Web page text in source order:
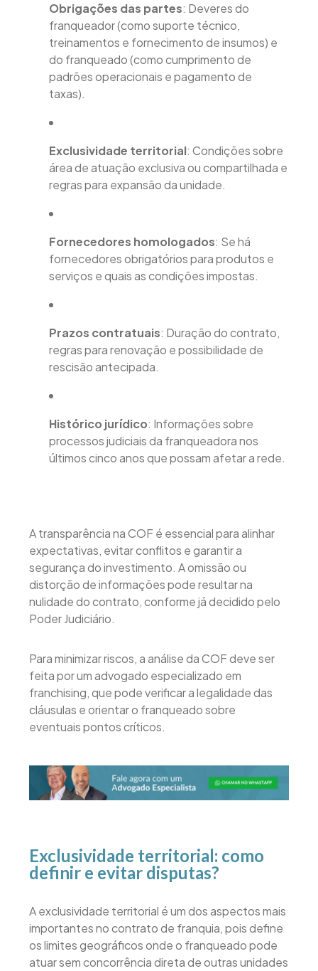
Obrigações das partes: Deveres do
franqueador (como suporte técnico,
treinamentos e fornecimento de insumos) e
do franqueado (como cumprimento de
padrões operacionais e pagamento de
taxas).
Exclusividade territorial: Condições sobre
área de atuação exclusiva ou compartilhada e
regras para expansão da unidade.
Fornecedores homologados: Se há
fornecedores obrigatórios para produtos e
serviços e quais as condições impostas.
Prazos contratuais: Duração do contrato,
regras para renovação e possibilidade de
rescisão antecipada.
Histórico jurídico: Informações sobre
processos judiciais da franqueadora nos
últimos cinco anos que possam afetar a rede.
A transparência na COF é essencial para alinhar
expectativas, evitar conflitos e garantir a
segurança do investimento. A omissão ou
distorção de informações pode resultar na
nulidade do contrato, conforme já decidido pelo
Poder Judiciário.
Para minimizar riscos, a análise da COF deve ser
feita por um advogado especializado em
franchising, que pode verificar a legalidade das
cláusulas e orientar o franqueado sobre
eventuais pontos críticos.
Exclusividade territorial: como
definir e evitar disputas?
A exclusividade territorial é um dos aspectos mais
importantes no contrato de franquia, pois define
os limites geográficos onde o franqueado pode
atuar sem concorrência direta de outras unidades